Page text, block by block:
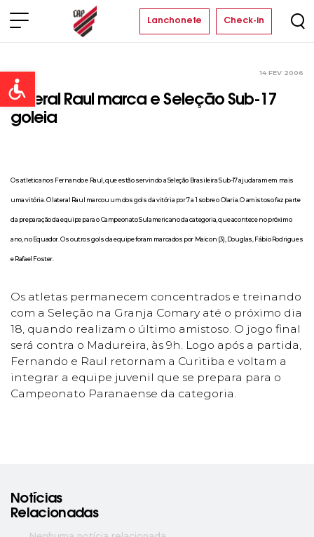
Open toolbar
Lanchonete Check-in
14 FEV 2006
Lateral Raul marca e Seleção Sub-17
goleia
Os atleticanos Fernando e Raul, que estão servindo a Seleção Brasileira Sub-17 ajudaram em mais
uma vitória. O lateral Raul marcou um dos gols da vitória por 7 a 1 sobre o Olaria. O amistoso faz parte
da preparação da equipe para o Campeonato Sulamericano da categoria, que acontece no próximo
ano, no Equador. Os outros gols da equipe foram marcados por Maicon (3), Douglas, Fábio Rodrigues
e Rafael Foster.
Os atletas permanecem concentrados e treinando
com a Seleção na Granja Comary até o próximo dia
18, quando realizam o último amistoso. O jogo final
será contra o Madureira, às 9h. Logo após a partida,
Fernando e Raul retornam a Curitiba e voltam a
integrar a equipe juvenil que se prepara para o
Campeonato Paranaense da categoria.
Notícias
Relacionadas